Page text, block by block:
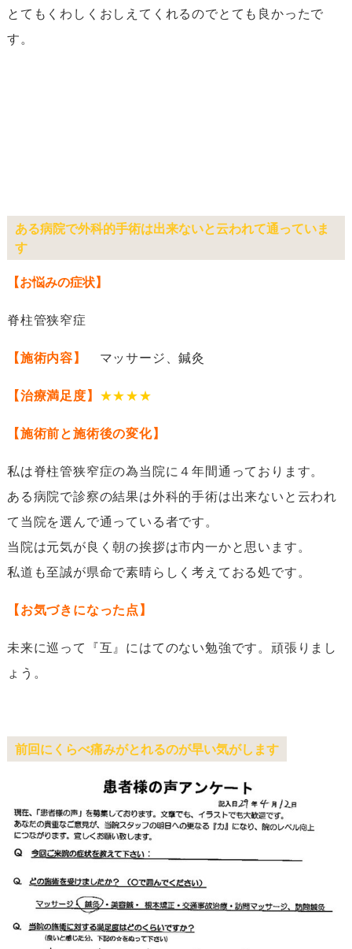
とてもくわしくおしえてくれるのでとても良かったで
す。
ある病院で外科的手術は出来ないと云われて通っていま
す
【お悩みの症状】
脊柱管狭窄症
【施術内容】 マッサージ、鍼灸
【治療満足度】 ★★★★
【施術前と施術後の変化】
私は脊柱管狭窄症の為当院に４年間通っております。
ある病院で診察の結果は外科的手術は出来ないと云われ
て当院を選んで通っている者です。
当院は元気が良く朝の挨拶は市内一かと思います。
私道も至誠が県命で素晴らしく考えておる処です。
【お気づきになった点】
未来に巡って『互』にはてのない勉強です。頑張りまし
ょう。
前回にくらべ痛みがとれるのが早い気がします